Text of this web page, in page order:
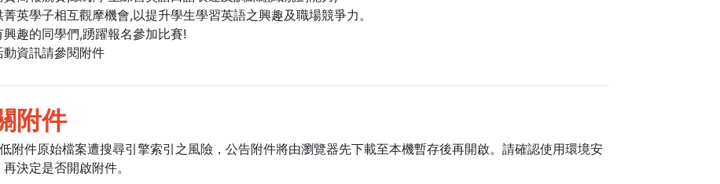
菁英學子相互觀摩機會,以提升學生學習英語之興趣及職場競爭力。
興趣的同學們,踴躍報名參加比賽!
動資訊請參閱附件
附件
附件原始檔案遭搜尋引擎索引之風險，公告附件將由瀏覽器先下載至本機暫存後再開啟。請確認使用環境安
決定是否開啟附件。